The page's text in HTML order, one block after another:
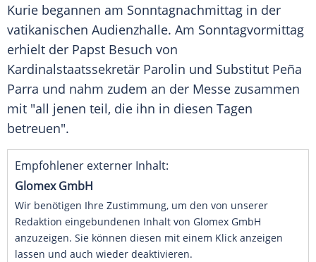
Kurie begannen am Sonntagnachmittag in der
vatikanischen Audienzhalle. Am Sonntagvormittag
erhielt der Papst Besuch von
Kardinalstaatssekretär Parolin und Substitut Peña
Parra und nahm zudem an der Messe zusammen
mit "all jenen teil, die ihn in diesen Tagen
betreuen".
Empfohlener externer Inhalt:
Glomex GmbH
Wir benötigen Ihre Zustimmung, um den von unserer
Redaktion eingebundenen Inhalt von Glomex GmbH
anzuzeigen. Sie können diesen mit einem Klick anzeigen
lassen und auch wieder deaktivieren.